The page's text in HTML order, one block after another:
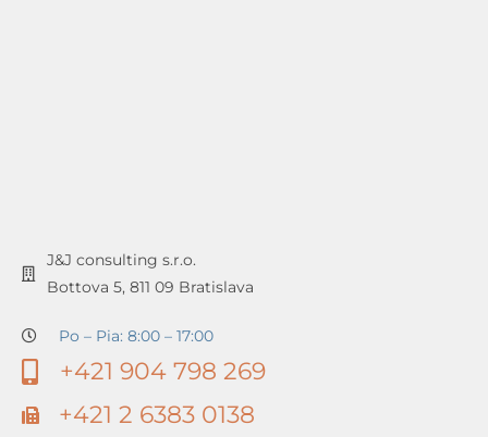
J&J consulting s.r.o.
Bottova 5, 811 09 Bratislava
Po – Pia: 8:00 – 17:00
+421 904 798 269
+421 2 6383 0138